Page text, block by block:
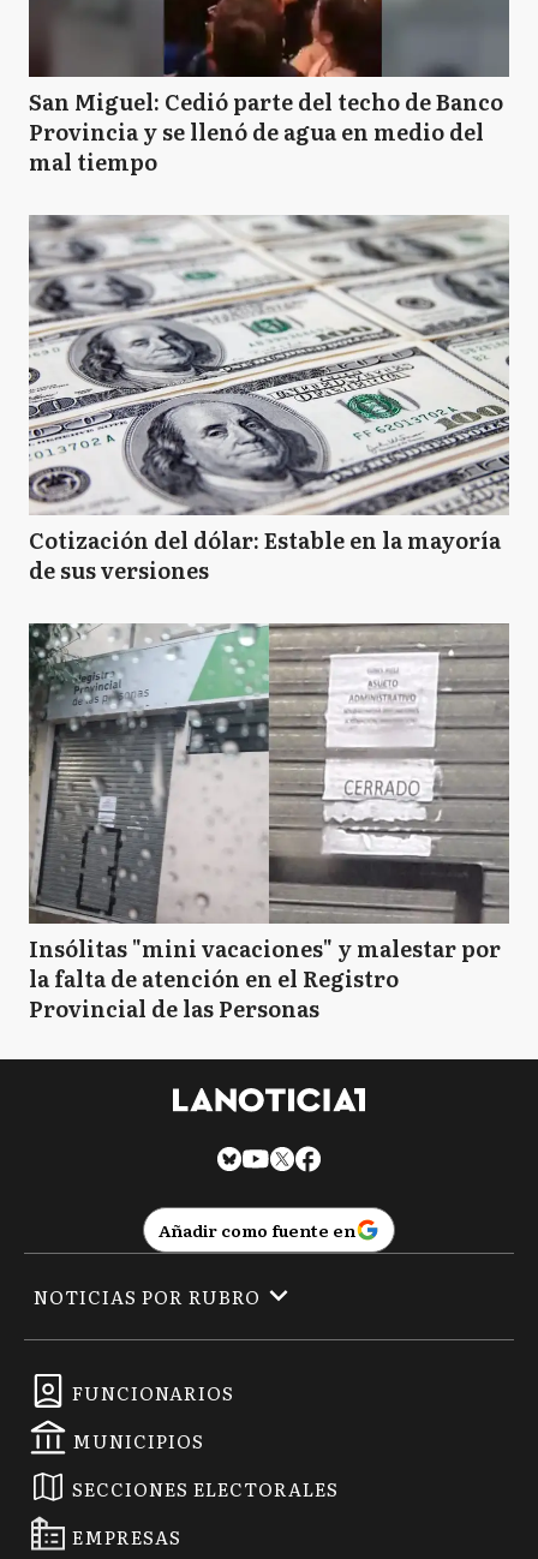
San Miguel: Cedió parte del techo de Banco
Provincia y se llenó de agua en medio del
mal tiempo
Cotización del dólar: Estable en la mayoría
de sus versiones
Insólitas "mini vacaciones" y malestar por
la falta de atención en el Registro
Provincial de las Personas
Añadir como fuente en
FUNCIONARIOS
MUNICIPIOS
SECCIONES ELECTORALES
EMPRESAS
NOTICIAS POR RUBRO